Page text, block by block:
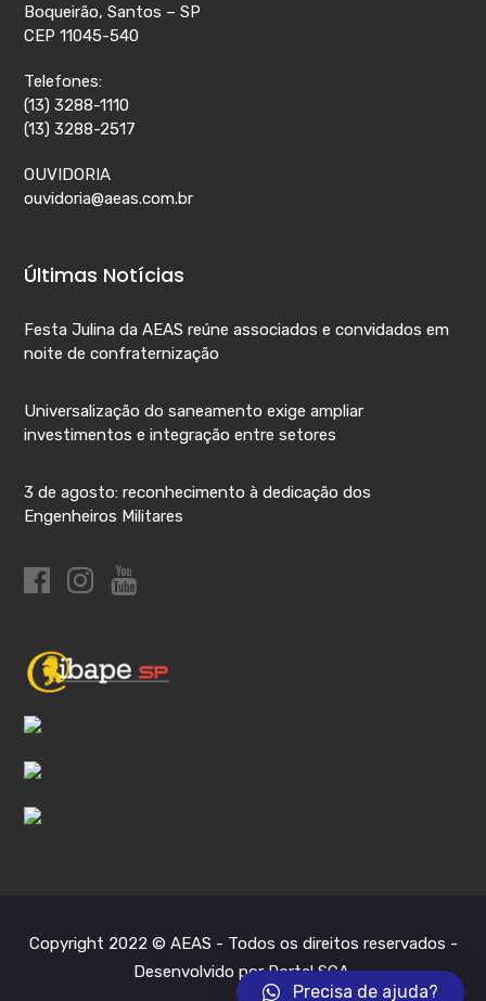
Boqueirão, Santos – SP
CEP 11045-540
Telefones:
(13) 3288-1110
(13) 3288-2517
OUVIDORIA
ouvidoria@aeas.com.br
Últimas Notícias
Festa Julina da AEAS reúne associados e convidados em
noite de confraternização
Universalização do saneamento exige ampliar
investimentos e integração entre setores
3 de agosto: reconhecimento à dedicação dos
Engenheiros Militares
Copyright 2022 © AEAS - Todos os direitos reservados -
Desenvolvido por Portal SCA.
Precisa de ajuda?